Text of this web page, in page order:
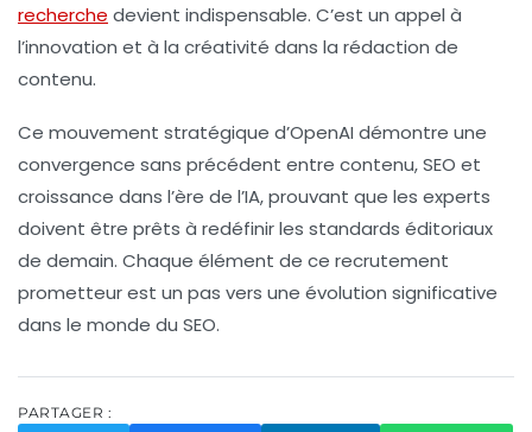
recherche devient indispensable. C’est un appel à
l’innovation et à la créativité dans la rédaction de
contenu.
Ce mouvement stratégique d’OpenAI démontre une
convergence sans précédent entre contenu,SEO et
croissance dans l’ère de l’IA, prouvant que les experts
doivent être prêts à redéfinir les standards éditoriaux
de demain. Chaque élément de ce recrutement
prometteur est un pas vers une évolution significative
dans le monde du SEO.
PARTAGER :